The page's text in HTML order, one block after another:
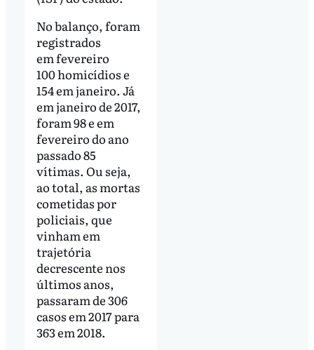
No balanço, foram
registrados
em fevereiro
100 homicídios e
154 em janeiro. Já
em janeiro de 2017,
foram 98 e em
fevereiro do ano
passado 85
vítimas. Ou seja,
ao total, as mortas
cometidas por
policiais, que
vinham em
trajetória
decrescente nos
últimos anos,
passaram de 306
casos em 2017 para
363 em 2018.